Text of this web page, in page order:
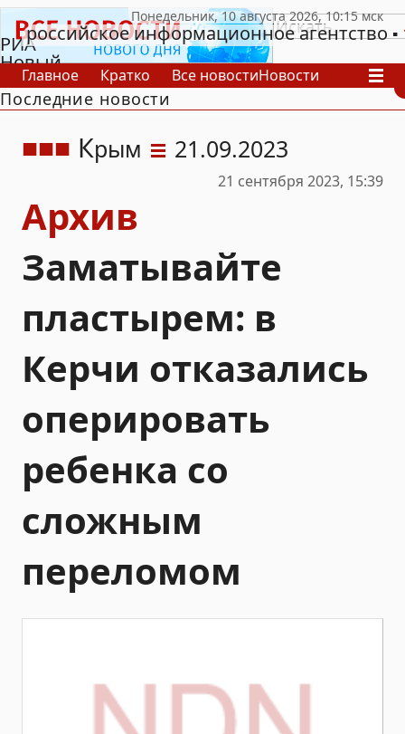
РИА
Новый
День
российское информационное агентство
Главное Кратко Все новостиНовости
В России
В мире
Последние новости
Крым 21.09.2023
21 сентября 2023, 15:39
Архив
Заматывайте
пластырем: в
Керчи отказались
оперировать
ребенка со
сложным
переломом